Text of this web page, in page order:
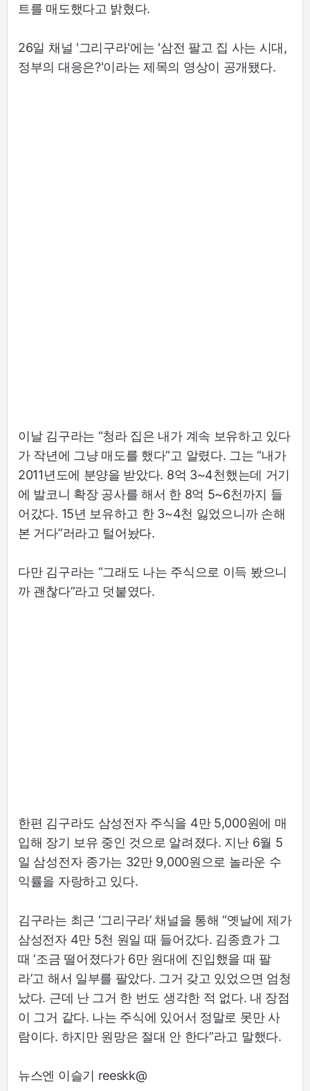
트를 매도했다고 밝혔다.
26일 채널 '그리구라'에는 '삼전 팔고 집 사는 시대,
정부의 대응은?'이라는 제목의 영상이 공개됐다.
이날 김구라는 “청라 집은 내가 계속 보유하고 있다
가 작년에 그냥 매도를 했다”고 알렸다. 그는 “내가
2011년도에 분양을 받았다. 8억 3~4천했는데 거기
에 발코니 확장 공사를 해서 한 8억 5~6천까지 들
어갔다. 15년 보유하고 한 3~4천 잃었으니까 손해
본 거다”러라고 털어놨다.
다만 김구라는 “그래도 나는 주식으로 이득 봤으니
까 괜찮다”라고 덧붙였다.
한편 김구라도 삼성전자 주식을 4만 5,000원에 매
입해 장기 보유 중인 것으로 알려졌다. 지난 6월 5
일 삼성전자 종가는 32만 9,000원으로 놀라운 수
익률을 자랑하고 있다.
김구라는 최근 ‘그리구라’ 채널을 통해 “옛날에 제가
삼성전자 4만 5천 원일 때 들어갔다. 김종효가 그
때 ‘조금 떨어졌다가 6만 원대에 진입했을 때 팔
라’고 해서 일부를 팔았다. 그거 갖고 있었으면 엄청
났다. 근데 난 그거 한 번도 생각한 적 없다. 내 장점
이 그거 같다. 나는 주식에 있어서 정말로 못만 사
람이다. 하지만 원망은 절대 안 한다”라고 말했다.
뉴스엔 이슬기 reeskk@